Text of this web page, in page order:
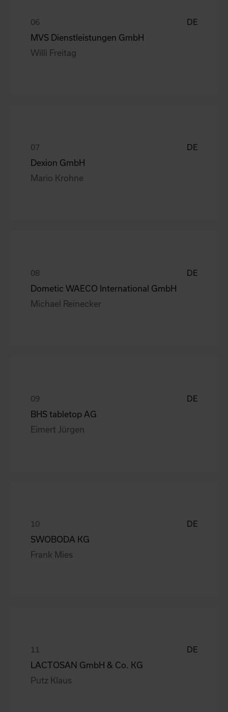
DE
MVS Dienstleistungen GmbH
Willi Freitag
DE
Dexion GmbH
Mario Krohne
DE
Dometic WAECO International GmbH
Michael Reinecker
DE
BHS tabletop AG
Eimert Jürgen
DE
SWOBODA KG
Frank Mies
DE
LACTOSAN GmbH & Co. KG
Putz Klaus